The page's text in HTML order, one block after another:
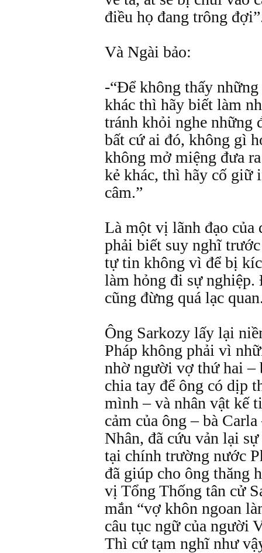
điều họ đang trông
Và Ngài bảo:
-“Để không thấy
khác thì hãy biết làm
tránh khỏi nghe những
bất cứ ai đó, không gì
không mở miệng đưa
kẻ khác, thì hãy cố giữ
câm.”
Là một vị lãnh đạo của
phải biết suy nghĩ
tự tin không vì để bị
làm hỏng đi sự nghiệp.
cũng đừng quá lạc
Ông Sarkozy lấy lại
Pháp không phải vì
nhờ người vợ thứ hai –
chia tay để ông có dịp
mình – và nhân vật kế
cảm của ông – bà
Nhân, đã cứu vản lại
tại chính trường nước
đã giúp cho ông thăng
vị Tổng Thống tân cử
mắn “vợ khôn ngoan
câu tục ngữ của người
Thì cứ tạm nghĩ như